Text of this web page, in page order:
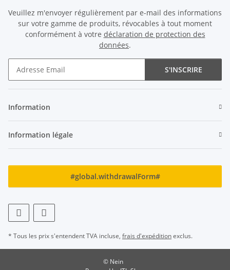
Veuillez m'envoyer régulièrement par e-mail des informations
sur votre gamme de produits, révocables à tout moment
conformément à votre déclaration de protection des
données.
S'INSCRIRE
Information
Information légale
#global.withdrawalForm#
* Tous les prix s'entendent TVA incluse, frais d'expéditionexclus.
© Nein